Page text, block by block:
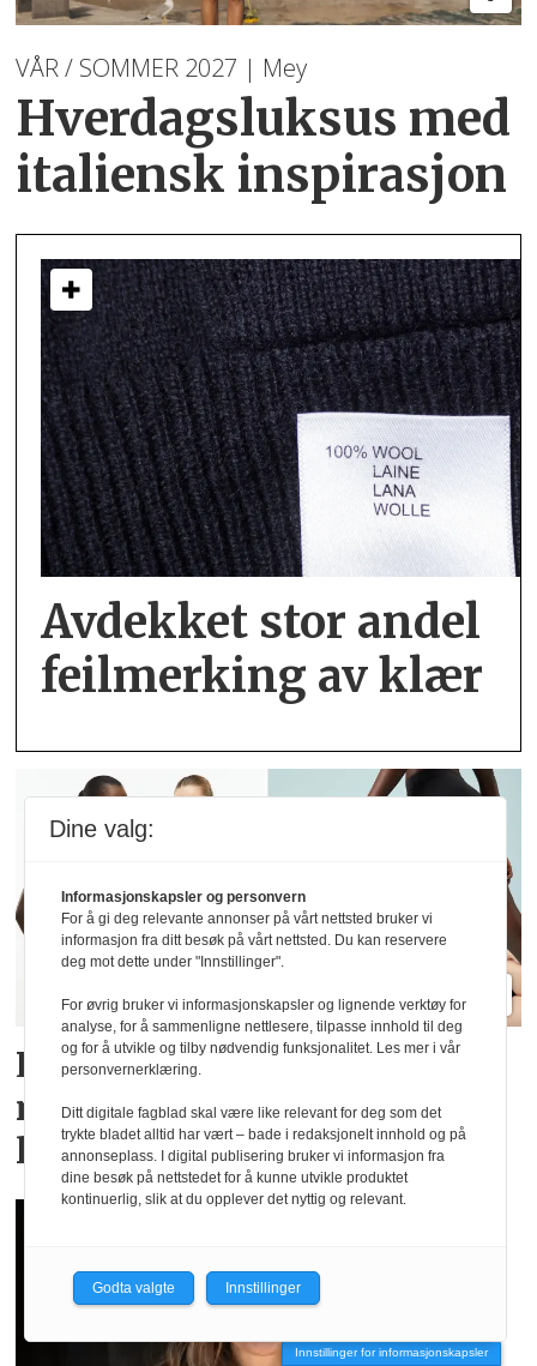
VÅR / SOMMER 2027 | Mey
Hverdagsluksus med
italiensk inspirasjon
Avdekket stor andel
feil­merking av klær
Lindex og Mammut lanserer
menstruse for en aktiv
livsstil
Innstillinger for informasjonskapsler
Dine valg:
Informasjonskapsler og personvern
For å gi deg relevante annonser på vårt nettsted bruker vi
informasjon fra ditt besøk på vårt nettsted. Du kan reservere
deg mot dette under "Innstillinger".
For øvrig bruker vi informasjonskapsler og lignende verktøy for
analyse, for å sammenligne nettlesere, tilpasse innhold til deg
og for å utvikle og tilby nødvendig funksjonalitet. Les mer i vår
personvernerklæring.
Ditt digitale fagblad skal være like relevant for deg som det
trykte bladet alltid har vært – bade i redaksjonelt innhold og på
annonseplass. I digital publisering bruker vi informasjon fra
dine besøk på nettstedet for å kunne utvikle produktet
kontinuerlig, slik at du opplever det nyttig og relevant.
Godta valgte Innstillinger